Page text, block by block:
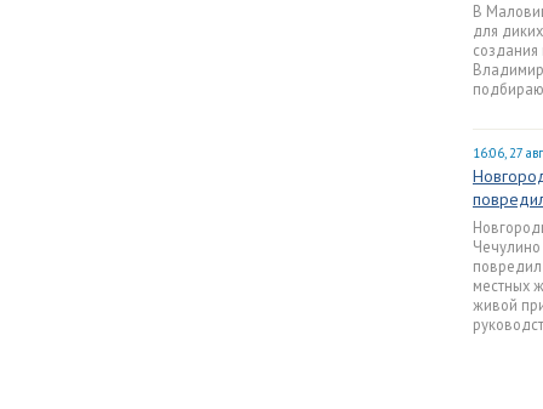
В
для
16:06, 27
Чечулино
местных
живой